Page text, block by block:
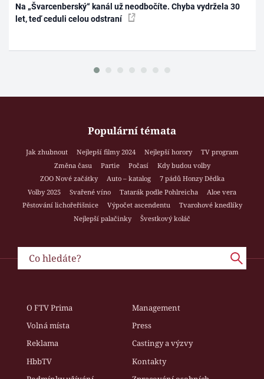
Na „Švarcenberský“ kanál už neodbočíte. Chyba vydržela 30
let, teď ceduli celou odstraní
Populární témata
Jak zhubnout Nejlepší filmy 2024 Nejlepší horory
TV program
Změna času
Partie Počasí
Kdy budou volby
ZOO Nové začátky
Auto – katalog
7 pádů Honzy Dědka
Volby 2025
Svařené víno Tatarák podle Pohlreicha
Aloe vera
Pěstování lichořeřišnice
Výpočet ascendentu
Tvarohové knedlíky
Nejlepší palačinky
Švestkový koláč
O FTV Prima
Management
Volná místa
Press
Reklama
Castingy a výzvy
HbbTV
Kontakty